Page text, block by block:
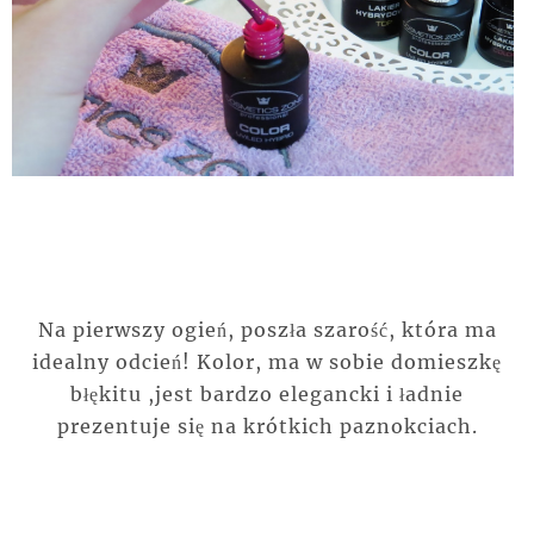
Na pierwszy ogień, poszła szarość, która ma
idealny odcień! Kolor, ma w sobie domieszkę
błękitu ,jest bardzo elegancki i ładnie
prezentuje się na krótkich paznokciach.